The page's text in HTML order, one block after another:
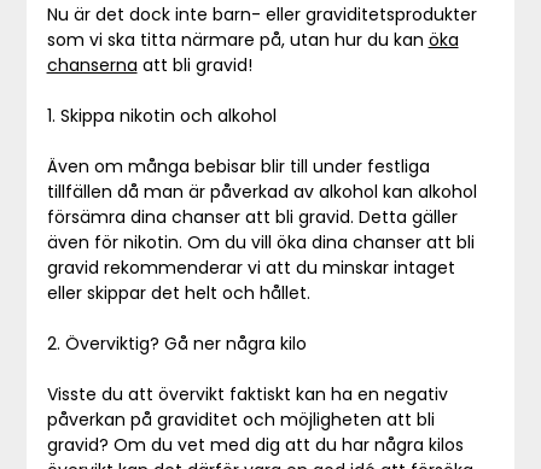
Nu är det dock inte barn- eller graviditetsprodukter
som vi ska titta närmare på, utan hur du kan öka
chanserna att bli gravid!
1. Skippa nikotin och alkohol
Även om många bebisar blir till under festliga
tillfällen då man är påverkad av alkohol kan alkohol
försämra dina chanser att bli gravid. Detta gäller
även för nikotin. Om du vill öka dina chanser att bli
gravid rekommenderar vi att du minskar intaget
eller skippar det helt och hållet.
2. Överviktig? Gå ner några kilo
Visste du att övervikt faktiskt kan ha en negativ
påverkan på graviditet och möjligheten att bli
gravid? Om du vet med dig att du har några kilos